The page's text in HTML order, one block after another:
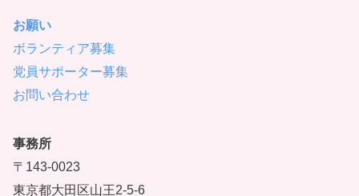
お願い
ボランティア募集
党員サポーター募集
お問い合わせ
事務所
〒143-0023
東京都大田区山王2-5-6